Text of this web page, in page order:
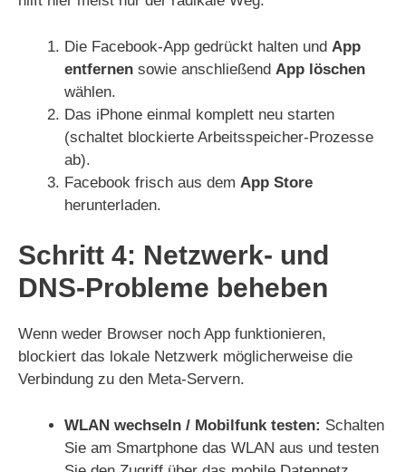
Die Facebook-App gedrückt halten und App
entfernen sowie anschließend App löschen
wählen.
Das iPhone einmal komplett neu starten
(schaltet blockierte Arbeitsspeicher-Prozesse
ab).
Facebook frisch aus dem App Store
herunterladen.
Schritt 4: Netzwerk- und
DNS-Probleme beheben
Wenn weder Browser noch App funktionieren,
blockiert das lokale Netzwerk möglicherweise die
Verbindung zu den Meta-Servern.
WLAN wechseln / Mobilfunk testen: Schalten
Sie am Smartphone das WLAN aus und testen